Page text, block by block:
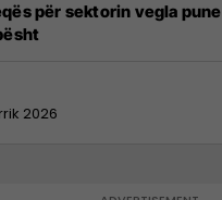
për sektorin vegla pune
2026